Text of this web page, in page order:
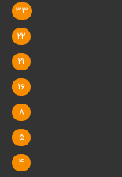
33
22
21
16
8
5
4